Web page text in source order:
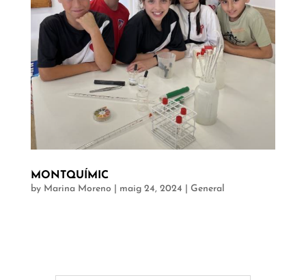
MONTQUÍMIC
by Marina Moreno maig 24, 2024 General